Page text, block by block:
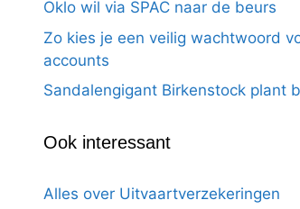
Oklo wil via SPAC naar de beurs
Zo kies je een veilig wachtwoord
accounts
Sandalengigant Birkenstock plant
Ook interessant
Alles over Uitvaartverzekeringen